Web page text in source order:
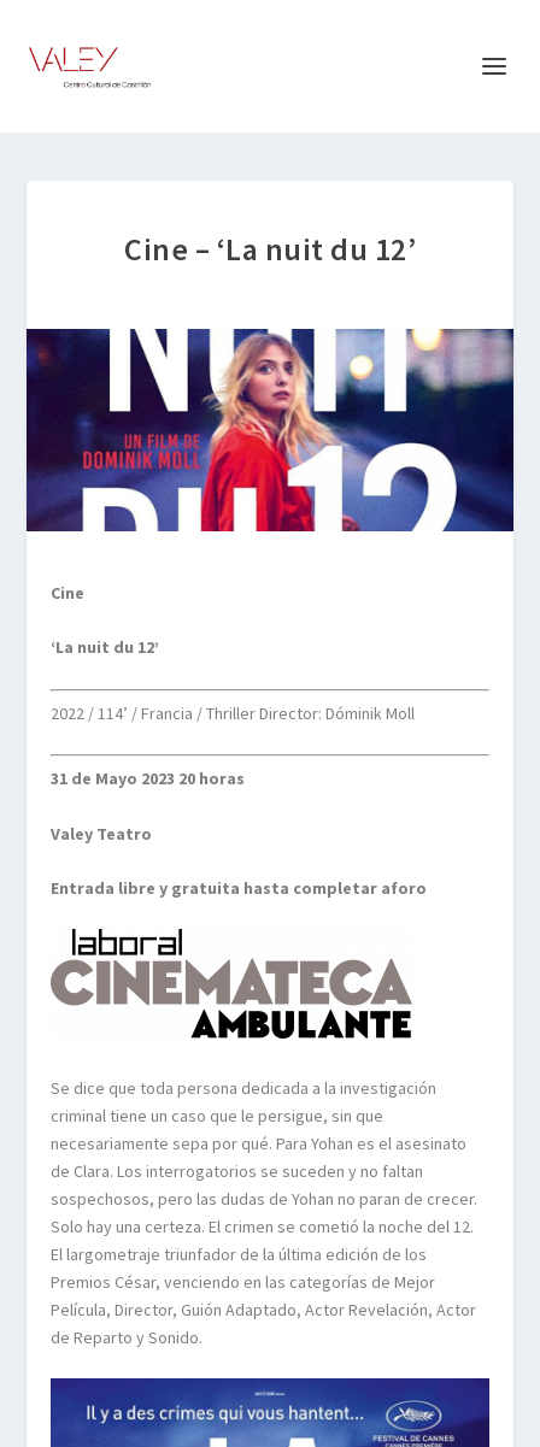
Cine – ‘La nuit du 12’
Cine
‘La nuit du 12’
2022 / 114’ / Francia / Thriller Director: Dóminik Moll
31 de Mayo 2023 20 horas
Valey Teatro
Entrada libre y gratuita hasta completar aforo
Se dice que toda persona dedicada a la investigación
criminal tiene un caso que le persigue, sin que
necesariamente sepa por qué. Para Yohan es el asesinato
de Clara. Los interrogatorios se suceden y no faltan
sospechosos, pero las dudas de Yohan no paran de crecer.
Solo hay una certeza. El crimen se cometió la noche del 12.
El largometraje triunfador de la última edición de los
Premios César, venciendo en las categorías de Mejor
Película, Director, Guión Adaptado, Actor Revelación, Actor
de Reparto y Sonido.